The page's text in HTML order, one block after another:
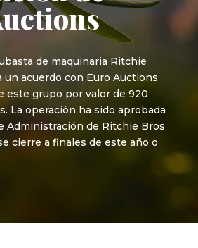
de maquinaria Ritchie
un acuerdo con Euro Auctions
este grupo por valor de 920
La operación ha sido aprobada
Administración de Ritchie Bros
cierre a finales de este año o